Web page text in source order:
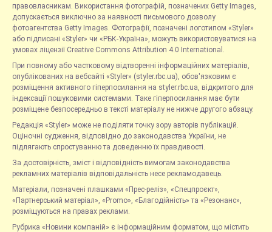
правовласникам. Використання фотографій, позначених Getty Images,
допускається виключно за наявності письмового дозволу
фотоагентства Getty Images. Фотографії, позначені логотипом «Styler»
або підписані «Styler» чи «РБК-Україна», можуть використовуватися на
умовах ліцензії Creative Commons Attribution 4.0 International.
При повному або частковому відтворенні інформаційних матеріалів,
опублікованих на вебсайті «Styler» (styler.rbc.ua), обов'язковим є
розміщення активного гіперпосилання на styler.rbc.ua, відкритого для
індексації пошуковими системами. Таке гіперпосилання має бути
розміщене безпосередньо в тексті матеріалу не нижче другого абзацу.
Редакція «Styler» може не поділяти точку зору авторів публікацій.
Оціночні судження, відповідно до законодавства України, не
підлягають спростуванню та доведенню їх правдивості.
За достовірність, зміст і відповідність вимогам законодавства
рекламних матеріалів відповідальність несе рекламодавець.
Матеріали, позначені плашками «Прес-реліз», «Спецпроєкт»,
«Партнерський матеріал», «Promo», «Благодійність» та «Резонанс»,
розміщуються на правах реклами.
Рубрика «Новини компаній» є інформаційним форматом, що містить